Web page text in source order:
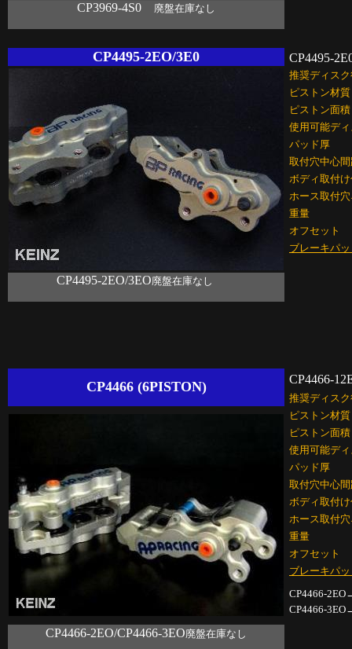
CP3969-4S0 廃盤在庫なし
CP4495-2EO/3E0 CP4495-
推奨ディス
ピストン材質
ピストン面積
使用可能デ
パッド厚
取付穴中心
ボディ取付
ホース取付
重量
オフセット
ブレーキパ
CP4495-2EO/3EO廃盤在庫なし
CP4466 (6PISTON) CP4466-
推奨ディス
ピストン材質
ピストン面積
使用可能デ
パッド厚
取付穴中心
ボディ取付
ホース取付
重量
オフセット
ブレーキパ
CP4466-
CP4466-
CP4466-2EO/CP4466-3EO廃盤在庫なし